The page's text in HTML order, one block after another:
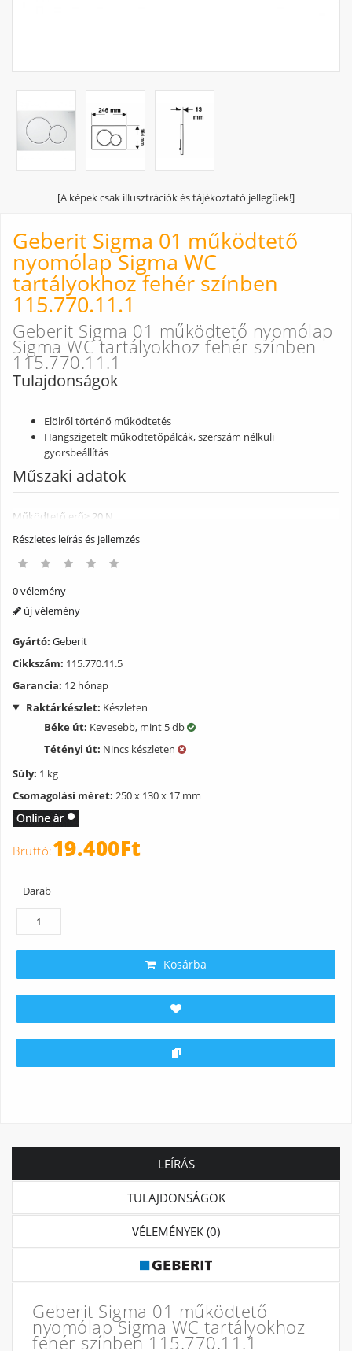
[A képek csak illusztrációk és tájékoztató jellegűek!]
Geberit Sigma 01 működtető
nyomólap Sigma WC
tartályokhoz fehér színben
115.770.11.1
Geberit Sigma 01 működtető nyomólap
Sigma WC tartályokhoz fehér színben
115.770.11.1
Tulajdonságok
Elölről történő működtetés
Hangszigetelt működtetőpálcák, szerszám nélküli
gyorsbeállítás
Műszaki adatok
Működtető erő> 20 N
A következő tartály(okhoz) használható
Geberit Sigma 12 cm (UP320)
Geberit Sigma 8 cm
A csomag tartalma
2 működtetőpálca
2 távolságtartó rögzítőfül
A Geberit Sigma 01 működtető nyomólap alaktrészei (pdf)
Részletes leírás és jellemzés
0 vélemény
új vélemény
Gyártó: Geberit
Cikkszám: 115.770.11.5
Garancia: 12 hónap
Raktárkészlet: Készleten
Béke út: Kevesebb, mint 5 db
Tétényi út: Nincs készleten
Súly: 1 kg
Csomagolási méret: 250 x 130 x 17 mm
19.400Ft
Darab
Kosárba
LEÍRÁS
TULAJDONSÁGOK
VÉLEMÉNYEK (0)
Geberit Sigma 01 működtető
nyomólap Sigma WC tartályokhoz
fehér színben 115.770.11.1